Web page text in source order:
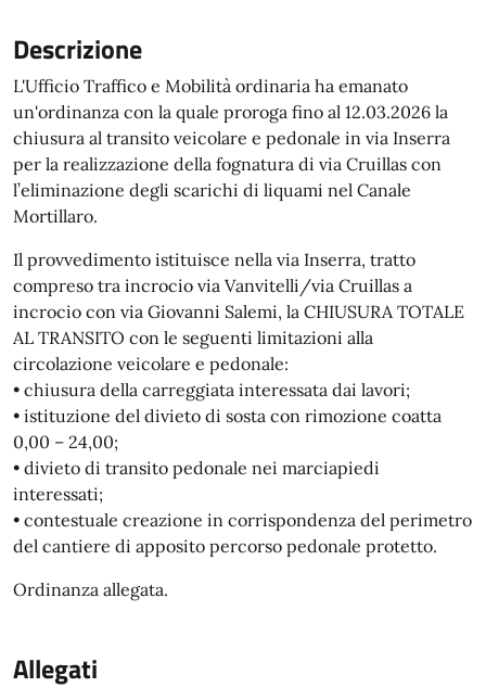
Descrizione
L'Ufficio Traffico e Mobilità ordinaria ha emanato
un'ordinanza con la quale proroga fino al 12.03.2026 la
chiusura al transito veicolare e pedonale in via Inserra
per la realizzazione della fognatura di via Cruillas con
l’eliminazione degli scarichi di liquami nel Canale
Mortillaro.
Il provvedimento istituisce nella via Inserra, tratto
compreso tra incrocio via Vanvitelli/via Cruillas a
incrocio con via Giovanni Salemi, la CHIUSURA TOTALE
AL TRANSITO con le seguenti limitazioni alla
circolazione veicolare e pedonale:
• chiusura della carreggiata interessata dai lavori;
• istituzione del divieto di sosta con rimozione coatta
0,00 – 24,00;
• divieto di transito pedonale nei marciapiedi
interessati;
• contestuale creazione in corrispondenza del perimetro
del cantiere di apposito percorso pedonale protetto.
Ordinanza allegata.
Allegati